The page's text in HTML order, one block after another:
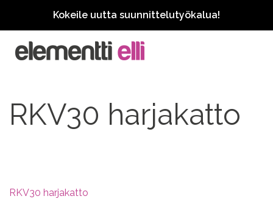
Kokeile uutta suunnittelutyökalua!
RKV30 harjakatto
RKV30 harjakatto